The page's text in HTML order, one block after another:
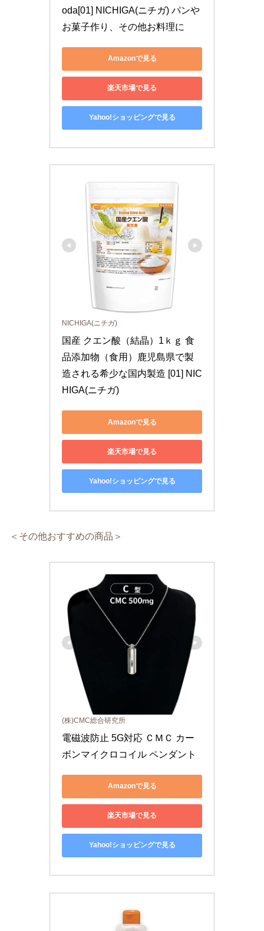
oda[01] NICHIGA(ニチガ) パンや
お菓子作り、その他お料理に
Amazonで見る
楽天市場で見る
Yahoo!ショッピングで見る
NICHIGA(ニチガ)
国産 クエン酸（結晶）1ｋｇ 食
品添加物（食用）鹿児島県で製
造される希少な国内製造 [01] NIC
HIGA(ニチガ)
Amazonで見る
楽天市場で見る
Yahoo!ショッピングで見る
＜その他おすすめの商品＞
(株)CMC総合研究所
電磁波防止 5G対応 ＣＭＣ カー
ボンマイクロコイル ペンダント
Amazonで見る
楽天市場で見る
Yahoo!ショッピングで見る